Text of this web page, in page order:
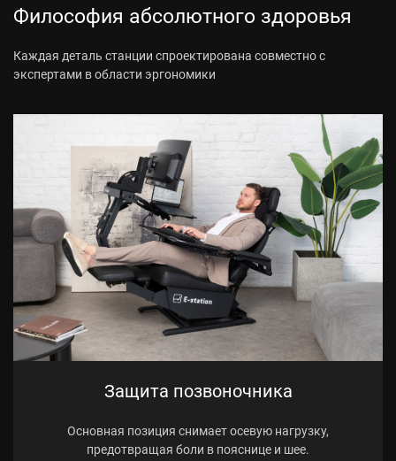
Философия абсолютного здоровья
Каждая деталь станции спроектирована совместно с
экспертами в области эргономики
Защита позвоночника
Основная позиция снимает осевую нагрузку,
предотвращая боли в пояснице и шее.